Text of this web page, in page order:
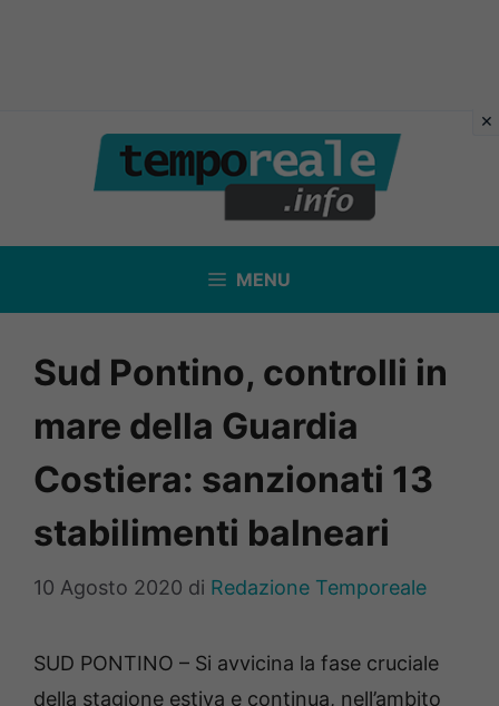
contenuto
MENU
Sud Pontino, controlli in
mare della Guardia
Costiera: sanzionati 13
stabilimenti balneari
10 Agosto 2020 di Redazione Temporeale
SUD PONTINO – Si avvicina la fase cruciale
della stagione estiva e continua, nell’ambito